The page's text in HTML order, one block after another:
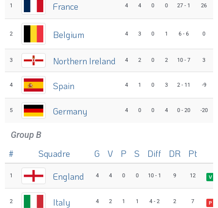
1 France 4 4 0 0 27 - 1 26
2 Belgium 4 3 0 1 6 - 6 0
3 Northern Ireland 4 2 0 2 10 - 7 3
4 Spain 4 1 0 3 2 - 11 -9
5 Germany 4 0 0 4 0 - 20 -20
Group B
# Squadre G V P S Diff DR Pt
1 England 4 4 0 0 10 - 1 9 12 V
2 Italy 4 2 1 1 4 - 2 2 7 P